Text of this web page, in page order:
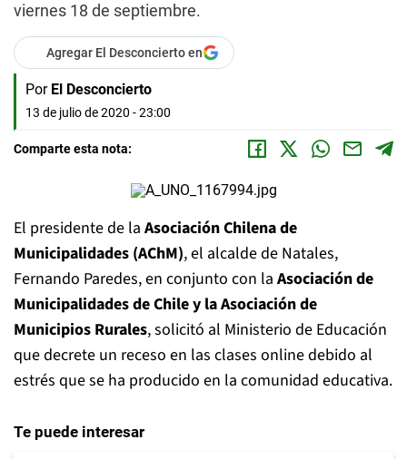
viernes 18 de septiembre.
Agregar El Desconcierto en
Por El Desconcierto
13 de julio de 2020 - 23:00
Comparte esta nota:
El presidente de la Asociación Chilena de
Municipalidades (AChM), el alcalde de Natales,
Fernando Paredes, en conjunto con la Asociación de
Municipalidades de Chile y la Asociación de
Municipios Rurales, solicitó al Ministerio de Educación
que decrete un receso en las clases online debido al
estrés que se ha producido en la comunidad educativa.
Te puede interesar